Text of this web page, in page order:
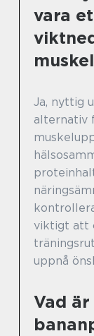
vara
Ja, nyttig
alternativ
viktigt att
uppnå
Vad